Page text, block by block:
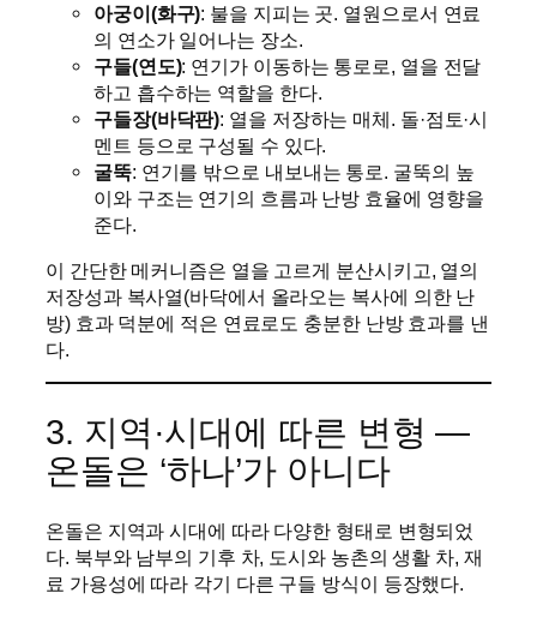
아궁이(화구): 불을 지피는 곳. 열원으로서 연료
의 연소가 일어나는 장소.
구들(연도): 연기가 이동하는 통로로, 열을 전달
하고 흡수하는 역할을 한다.
구들장(바닥판): 열을 저장하는 매체. 돌·점토·시
멘트 등으로 구성될 수 있다.
굴뚝: 연기를 밖으로 내보내는 통로. 굴뚝의 높
이와 구조는 연기의 흐름과 난방 효율에 영향을
준다.
이 간단한 메커니즘은 열을 고르게 분산시키고, 열의
저장성과 복사열(바닥에서 올라오는 복사에 의한 난
방) 효과 덕분에 적은 연료로도 충분한 난방 효과를 낸
다.
3. 지역·시대에 따른 변형 —
온돌은 ‘하나’가 아니다
온돌은 지역과 시대에 따라 다양한 형태로 변형되었
다. 북부와 남부의 기후 차, 도시와 농촌의 생활 차, 재
료 가용성에 따라 각기 다른 구들 방식이 등장했다.